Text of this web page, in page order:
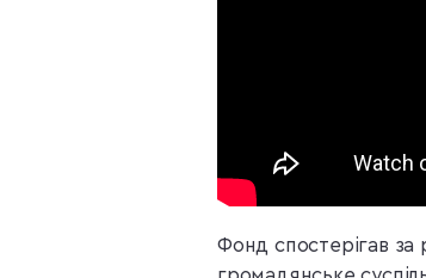
Фонд спостерігав за